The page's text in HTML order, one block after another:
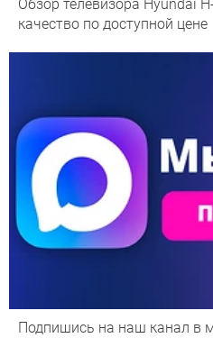
Обзор телевизора Hyundai
качество по доступной цене
Подпишись на наш канал в